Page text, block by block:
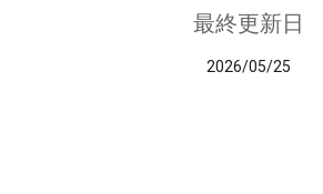
最終更新日
2026/05/25